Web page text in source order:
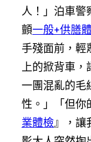
人！」泊車警
顫一般+供膳
手殘面前，輕
上的掀背車，
一團混亂的毛
性。」「但
業體檢』，讓